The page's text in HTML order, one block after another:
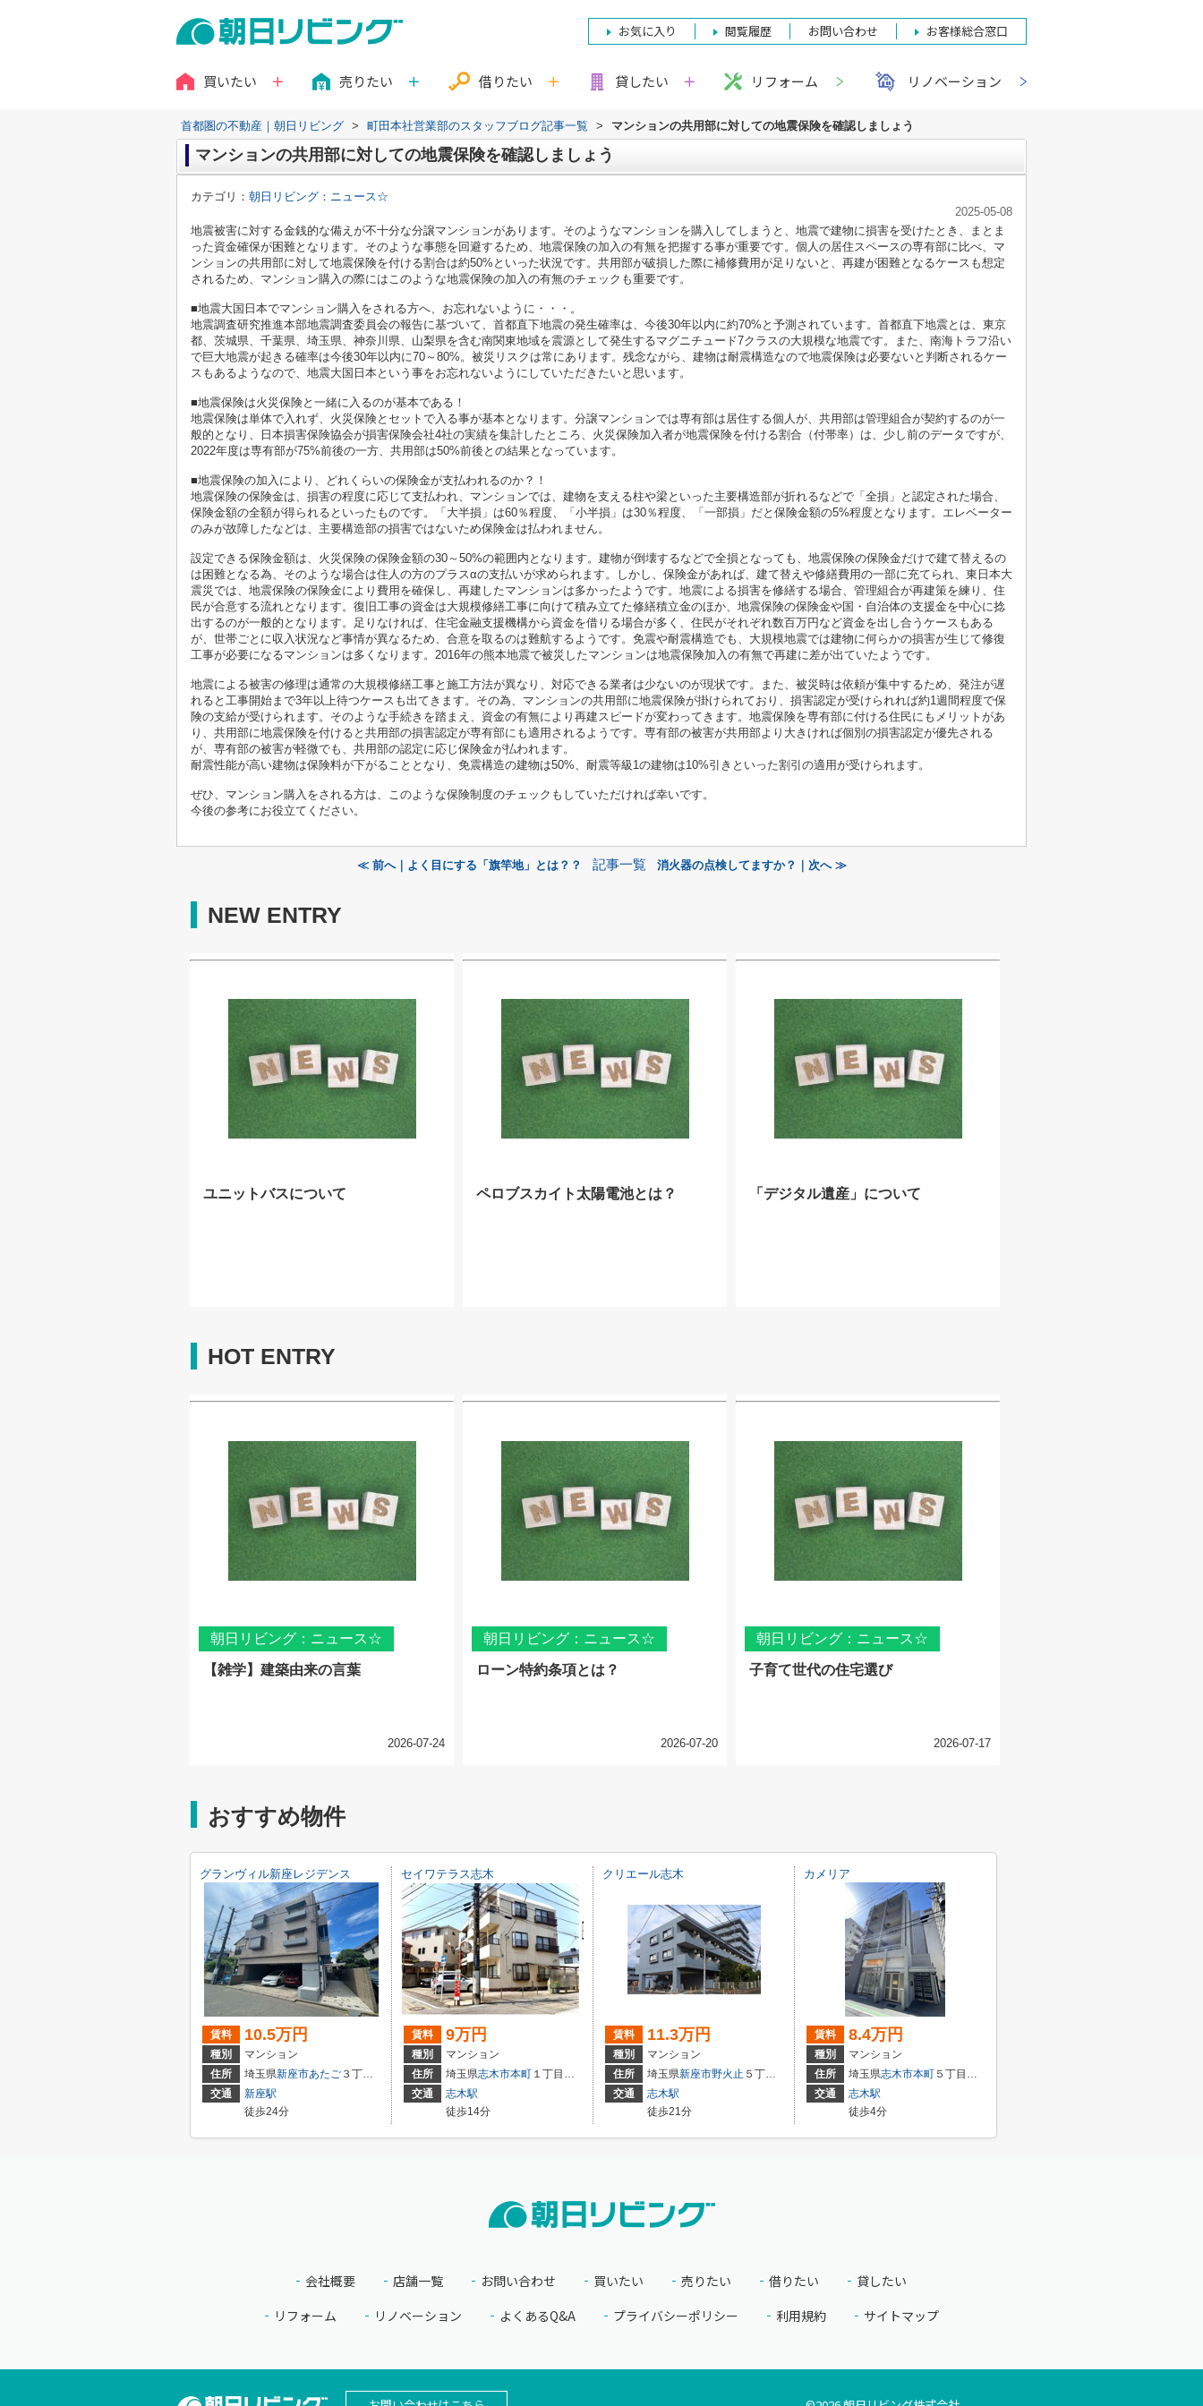
お気に入り 閲覧履歴 お問い合わせ お客様総合窓口
買いたい 売りたい 借りたい 貸したい リフォーム リノベーション
首都圏の不動産｜朝日リビング > 町田本社営業部のスタッフブログ記事一覧 > マンションの共用部に対しての地震保険を確認しましょう
マンションの共用部に対しての地震保険を確認しましょう
カテゴリ： 朝日リビング：ニュース☆
2025-05-08
地震被害に対する金銭的な備えが不十分な分譲マンションがあります。そのようなマンションを購入してしまうと、地震で建物に損害を受けたとき、まとま
った資金確保が困難となります。そのような事態を回避するため、地震保険の加入の有無を把握する事が重要です。個人の居住スペースの専有部に比べ、マ
ンションの共用部に対して地震保険を付ける割合は約50%といった状況です。共用部が破損した際に補修費用が足りないと、再建が困難となるケースも想定
されるため、マンション購入の際にはこのような地震保険の加入の有無のチェックも重要です。
■地震大国日本でマンション購入をされる方へ、お忘れないように・・・。
地震調査研究推進本部地震調査委員会の報告に基づいて、首都直下地震の発生確率は、今後30年以内に約70%と予測されています。首都直下地震とは、東京
都、茨城県、千葉県、埼玉県、神奈川県、山梨県を含む南関東地域を震源として発生するマグニチュード7クラスの大規模な地震です。また、南海トラフ沿い
で巨大地震が起きる確率は今後30年以内に70～80%。被災リスクは常にあります。残念ながら、建物は耐震構造なので地震保険は必要ないと判断されるケー
スもあるようなので、地震大国日本という事をお忘れないようにしていただきたいと思います。
■地震保険は火災保険と一緒に入るのが基本である！
地震保険は単体で入れず、火災保険とセットで入る事が基本となります。分譲マンションでは専有部は居住する個人が、共用部は管理組合が契約するのが一
般的となり、日本損害保険協会が損害保険会社4社の実績を集計したところ、火災保険加入者が地震保険を付ける割合（付帯率）は、少し前のデータですが、
2022年度は専有部が75%前後の一方、共用部は50%前後との結果となっています。
■地震保険の加入により、どれくらいの保険金が支払われるのか？！
地震保険の保険金は、損害の程度に応じて支払われ、マンションでは、建物を支える柱や梁といった主要構造部が折れるなどで「全損」と認定された場合、
保険金額の全額が得られるといったものです。「大半損」は60％程度、「小半損」は30％程度、「一部損」だと保険金額の5%程度となります。エレベーター
のみが故障したなどは、主要構造部の損害ではないため保険金は払われません。
設定できる保険金額は、火災保険の保険金額の30～50%の範囲内となります。建物が倒壊するなどで全損となっても、地震保険の保険金だけで建て替えるの
は困難となる為、そのような場合は住人の方のプラスαの支払いが求められます。しかし、保険金があれば、建て替えや修繕費用の一部に充てられ、東日本大
震災では、地震保険の保険金により費用を確保し、再建したマンションは多かったようです。地震による損害を修繕する場合、管理組合が再建策を練り、住
民が合意する流れとなります。復旧工事の資金は大規模修繕工事に向けて積み立てた修繕積立金のほか、地震保険の保険金や国・自治体の支援金を中心に捻
出するのが一般的となります。足りなければ、住宅金融支援機構から資金を借りる場合が多く、住民がそれぞれ数百万円など資金を出し合うケースもある
が、世帯ごとに収入状況など事情が異なるため、合意を取るのは難航するようです。免震や耐震構造でも、大規模地震では建物に何らかの損害が生じて修復
工事が必要になるマンションは多くなります。2016年の熊本地震で被災したマンションは地震保険加入の有無で再建に差が出ていたようです。
地震による被害の修理は通常の大規模修繕工事と施工方法が異なり、対応できる業者は少ないのが現状です。また、被災時は依頼が集中するため、発注が遅
れると工事開始まで3年以上待つケースも出てきます。その為、マンションの共用部に地震保険が掛けられており、損害認定が受けられれば約1週間程度で保
険の支給が受けられます。そのような手続きを踏まえ、資金の有無により再建スピードが変わってきます。地震保険を専有部に付ける住民にもメリットがあ
り、共用部に地震保険を付けると共用部の損害認定が専有部にも適用されるようです。専有部の被害が共用部より大きければ個別の損害認定が優先される
が、専有部の被害が軽微でも、共用部の認定に応じ保険金が払われます。
耐震性能が高い建物は保険料が下がることとなり、免震構造の建物は50%、耐震等級1の建物は10%引きといった割引の適用が受けられます。
ぜひ、マンション購入をされる方は、このような保険制度のチェックもしていただければ幸いです。
今後の参考にお役立てください。
≪ 前へ｜よく目にする「旗竿地」とは？？ 記事一覧 消火器の点検してますか？｜次へ ≫
NEW ENTRY
ユニットバスについて ペロブスカイト太陽電池とは？ 「デジタル遺産」について
HOT ENTRY
朝日リビング：ニュース☆
【雑学】建築由来の言葉
2026-07-24
朝日リビング：ニュース☆
ローン特約条項とは？
2026-07-20
朝日リビング：ニュース☆
子育て世代の住宅選び
2026-07-17
おすすめ物件
グランヴィル新座レジデンス
賃料 10.5万円
種別
マンション
住所
埼玉県新座市あたご ３丁目５-２０
交通
新座駅
徒歩24分
セイワテラス志木
賃料 9万円
種別
マンション
住所
埼玉県志木市本町 １丁目５-２８
交通
志木駅
徒歩14分
クリエール志木
賃料 11.3万円
種別
マンション
住所
埼玉県新座市野火止 ５丁目１７-２１
交通
志木駅
徒歩21分
カメリア
賃料 8.4万円
種別
マンション
住所
埼玉県志木市本町 ５丁目１９-１２
交通
志木駅
徒歩4分
会社概要 店舗一覧 お問い合わせ 買いたい 売りたい 借りたい
貸したい
リフォーム
リノベーション よくあるQ&A プライバシーポリシー 利用規約 サイトマップ